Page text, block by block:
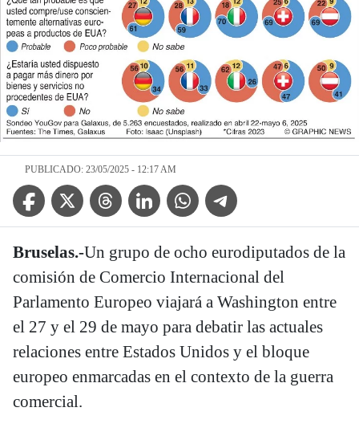
PUBLICADO: 23/05/2025 - 12:17 AM
Facebook IconTwitter IconThreads IconLinkedin IconWhatsApp IconTelegram Icon
Bruselas.-Un grupo de ocho eurodiputados de la
comisión de Comercio Internacional del
Parlamento Europeo viajará a Washington entre
el 27 y el 29 de mayo para debatir las actuales
relaciones entre Estados Unidos y el bloque
europeo enmarcadas en el contexto de la guerra
comercial.